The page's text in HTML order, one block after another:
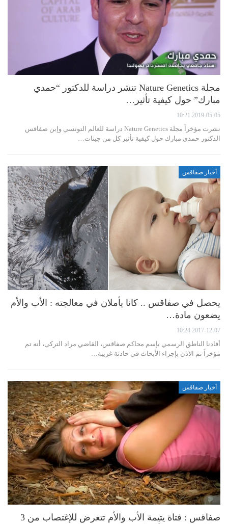
مجلة Nature Genetics تنشر دراسة للدكتور “حمدي
مبارك” حول كيفية تأثير…
2019-05-05 10:21
نشرت مؤخراً مجلة Nature Genetics دراسة للعالم التونسي وإبن صفاقس
الدكتور حمدي مبارك حول كيفية تأثير كل من جينات…
أخبار صفاقس
يحصل في صفاقس .. كانا يأملان في معالجته : الأب والأم
يضعون مادة…
2017-12-07 10:24
أفادنا الناطق الرسمي بإسم محاكم صفاقس، القاضي مراد التركي، أنه تم
مؤخراً تم الاذن بإجراء الأبحاث في حادثة غريبة…
أخبار صفاقس
صفاقس : فتاة يتيمة الأب والأم تتعرض للإغتصاب من 3